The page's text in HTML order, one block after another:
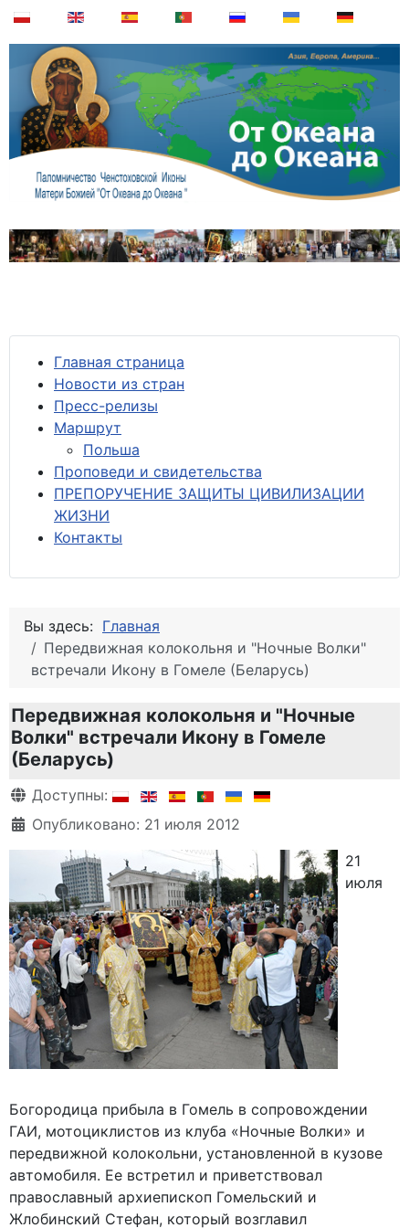
Главная страница
Новости из стран
Пресс-релизы
Маршрут
Польша
Проповеди и свидетельства
ПРЕПОРУЧЕНИЕ ЗАЩИТЫ ЦИВИЛИЗАЦИИ
ЖИЗНИ
Контакты
Вы здесь: Главная
Передвижная колокольня и "Ночные Волки"
встречали Икону в Гомеле (Беларусь)
Передвижная колокольня и "Ночные
Волки" встречали Икону в Гомеле
(Беларусь)
Информация о материале
Доступны:
Опубликовано: 21 июля 2012
21
июля
Богородица прибыла в Гомель в сопровождении
ГАИ, мотоциклистов из клуба «Ночные Волки» и
передвижной колокольни, установленной в кузове
автомобиля. Ее встретил и приветствовал
православный архиепископ Гомельский и
Жлобинский Стефан, который возглавил